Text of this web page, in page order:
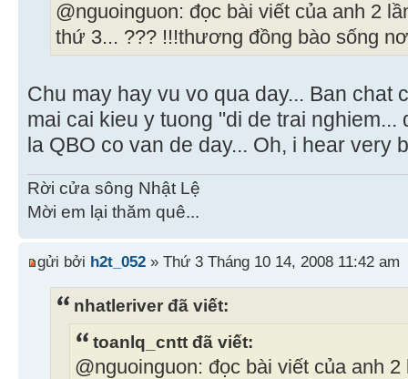
@nguoinguon: đọc bài viết của anh 2
thứ 3... ??? !!!thương đồng bào sống
Chu may hay vu vo qua day... Ban chat
mai cai kieu y tuong "di de trai nghiem...
la QBO co van de day... Oh, i hear very
Rời cửa sông Nhật Lệ
Mời em lại thăm quê...
gửi bởi h2t_052 » Thứ 3 Tháng 10 14, 2008 11:42 am
nhatleriver đã viết:
toanlq_cntt đã viết:
@nguoinguon: đọc bài viết của anh